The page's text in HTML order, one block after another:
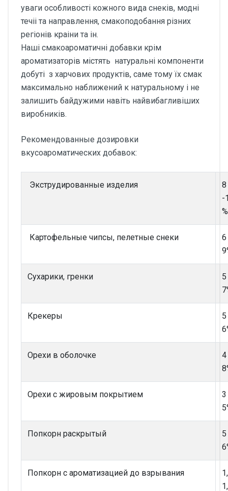
уваги особливості кожного вида снеків, модні
течіі та направлення, смакоподобання різних
регіонів краіни та ін.
Наші смакоароматичні добавки крім
ароматизаторів містять натуральні компоненти
добуті з харчових продуктів, саме тому їх смак
максимально наближений к натуральному і не
залишить байдужими навіть найвибагливіших
виробників.
Рекомендованные дозировки
вкусоароматических добавок:
Экструдированные изделия
8
-
%
Картофельные чипсы, пелетные снеки
Сухарики, гренки
Крекеры
Орехи в оболочке
Орехи с жировым покрытием
Попкорн раскрытый
Попкорн с ароматизацией до взрывания